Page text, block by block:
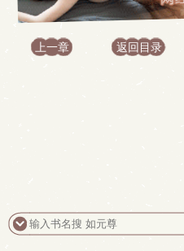
上一章 返回目录